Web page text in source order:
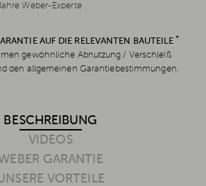
Weber-Experte
AUF DIE RELEVANTEN BAUTEILE *
gewöhnliche Abnutzung / Verschleiß
den allgemeinen Garantiebestimmungen.
BESCHREIBUNG
VIDEOS
GARANTIE
VORTEILE